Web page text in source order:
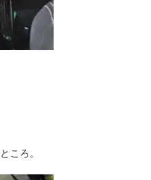
ころ。